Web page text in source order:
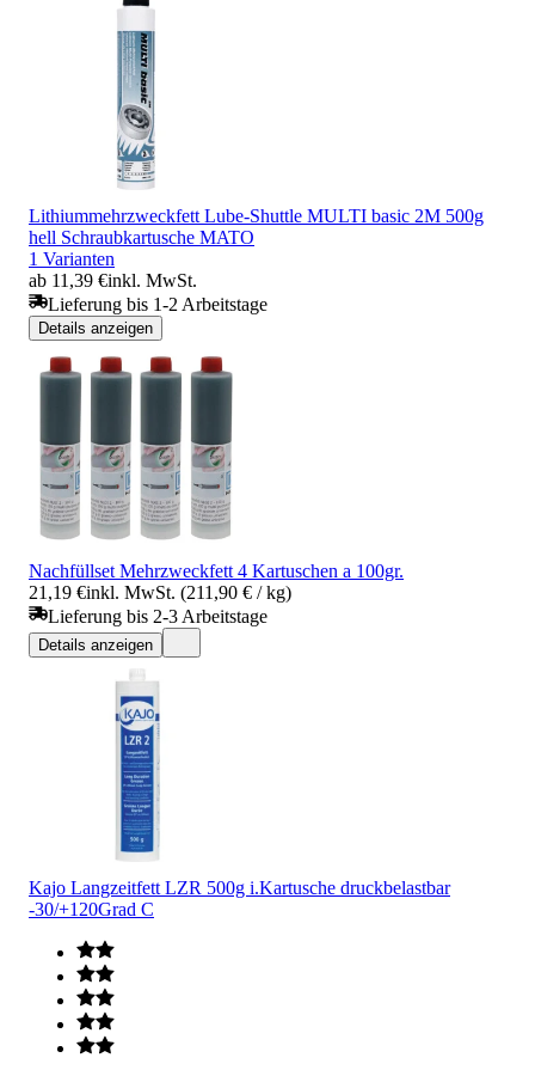
Lithiummehrzweckfett Lube-Shuttle MULTI basic 2M 500g
hell Schraubkartusche MATO
1 Varianten
ab 11,39 €inkl. MwSt.
Lieferung bis 1-2 Arbeitstage
Details anzeigen
Nachfüllset Mehrzweckfett 4 Kartuschen a 100gr.
21,19 €inkl. MwSt. (211,90 € / kg)
Lieferung bis 2-3 Arbeitstage
Details anzeigen
Kajo Langzeitfett LZR 500g i.Kartusche druckbelastbar
-30/+120Grad C